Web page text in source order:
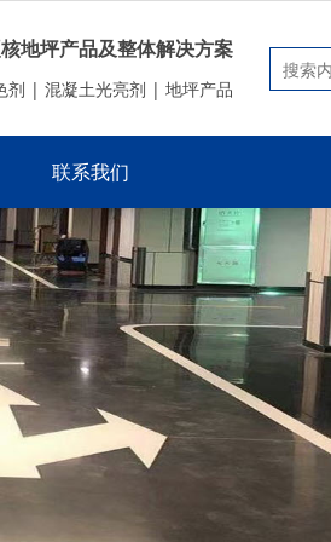
地坪产品及整体解决方案
剂 | 混凝土光亮剂 | 地坪产品
联系我们